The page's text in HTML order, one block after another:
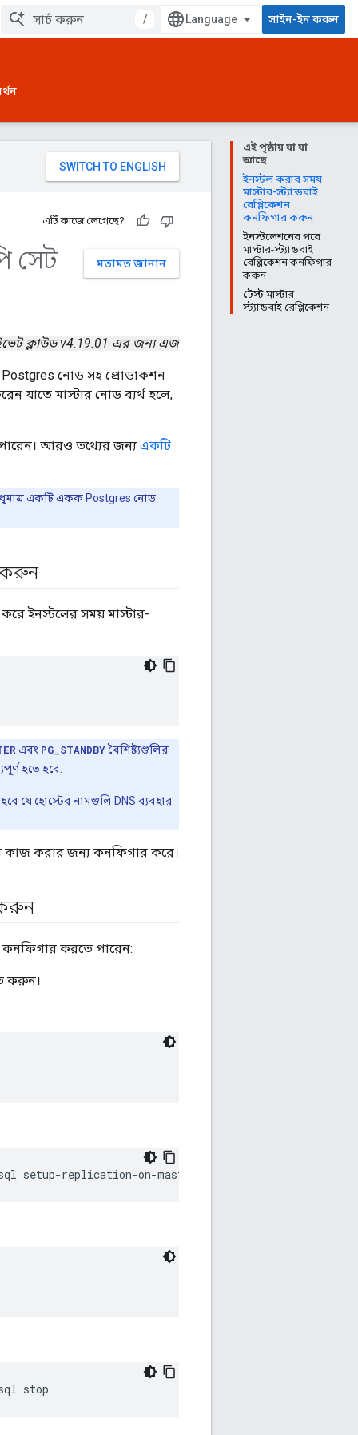
/ সাইন-ইন করুন
এই পৃষ্ঠায় যা যা
আছে
ইনস্টল করার সময়
মাস্টার-স্ট্যান্ডবাই
রেপ্লিকেশন
কনফিগার করুন
ইনস্টলেশনের পরে
মাস্টার-স্ট্যান্ডবাই
রেপ্লিকেশন কনফিগার
করুন
টেস্ট মাস্টার-
স্ট্যান্ডবাই রেপ্লিকেশন
এটি কাজে লেগেছে?
মতামত জানান
সেট
ক্লাউড v4.19.01 এর জন্য এজ
Postgres নোড সহ প্রোডাকশন
যাতে মাস্টার নোড ব্যর্থ হলে,
পারেন। আরও তথ্যের জন্য একটি
শুধুমাত্র একটি একক Postgres নোড
করুন
ইনস্টলের সময় মাস্টার-
এবং PG_STANDBYবৈশিষ্ট্যগুলির
হতে হবে.
যে হোস্টের নামগুলি DNS ব্যবহার
কাজ করার জন্য কনফিগার করে।
করুন
কনফিগার করতে পারেন:
করুন।
setup-replication-on-master -f
stop